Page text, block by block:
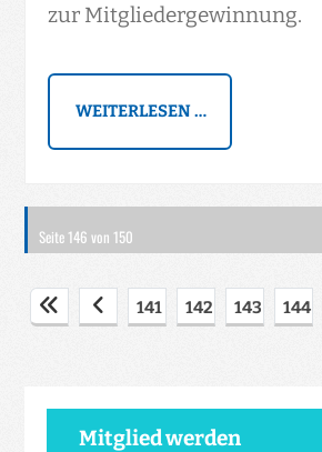
zur Mitgliedergewinnung.
WEITERLESEN …
Seite 146 von 150
141 142 143 144
Mitglied werden